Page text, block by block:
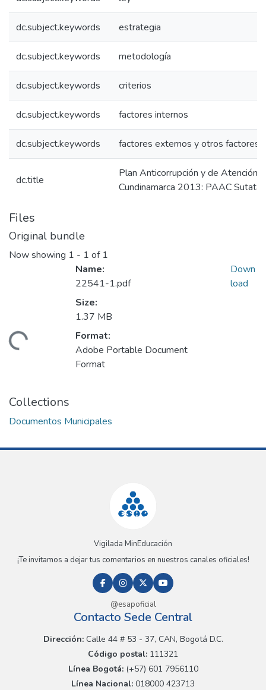
dc.subject.keywords estrategia
dc.subject.keywords metodología
dc.subject.keywords criterios
dc.subject.keywords factores internos
dc.subject.keywords factores externos y otros factores
dc.title
Plan Anticorrupción y de Atención
Cundinamarca 2013: PAAC
Files
Original bundle
Now showing 1 - 1 of 1
Name:
22541-1.pdf
Size:
1.37 MB
Format:
Adobe Portable Document
Format
Down
load
Collections
Documentos Municipales
Vigilada MinEducación
¡Te invitamos a dejar tus comentarios en nuestros canales oficiales!
@esapoficial
Contacto Sede Central
Dirección:Calle 44 # 53 - 37, CAN, Bogotá D.C.
Código postal: 111321
Línea Bogotá:(+57) 601 7956110
Línea Nacional: 018000 423713